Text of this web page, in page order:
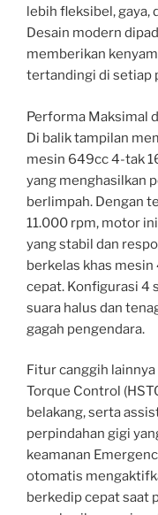
lebih fleksibel, gaya,
Desain modern
memberikan
tertandingi di setiap
Performa Maksimal
Di balik tampilan
mesin 649cc 4-tak
yang menghasilkan
berlimpah. Dengan
11.000 rpm, motor
yang stabil dan
berkelas khas
cepat. Konfigurasi 4
suara halus dan
gagah pengendara.
Fitur canggih
Torque Control
belakang, serta
perpindahan gigi
keamanan
otomatis
berkedip cepat saat